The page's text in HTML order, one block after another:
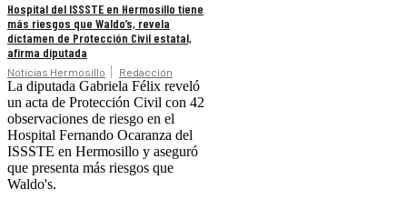
Hospital del ISSSTE en Hermosillo tiene
más riesgos que Waldo’s, revela
dictamen de Protección Civil estatal,
afirma diputada
Noticias Hermosillo Redacción
La diputada Gabriela Félix reveló
un acta de Protección Civil con 42
observaciones de riesgo en el
Hospital Fernando Ocaranza del
ISSSTE en Hermosillo y aseguró
que presenta más riesgos que
Waldo's.